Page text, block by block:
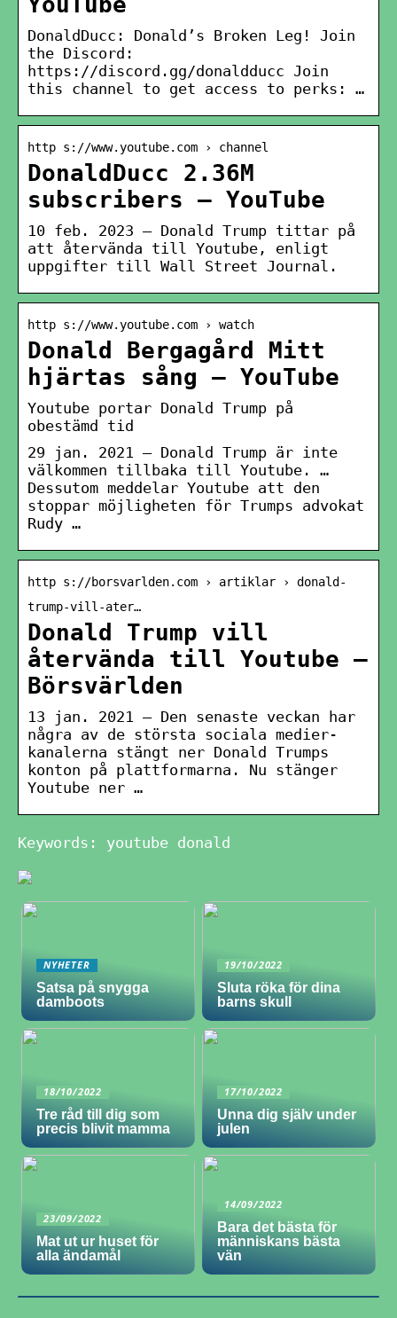
DonaldDucc: Donald’s Broken Leg! Join
the Discord:
https://discord.gg/donaldducc Join
this channel to get access to perks: …
http s://www.youtube.com › channel
DonaldDucc 2.36M
subscribers – YouTube
10 feb. 2023 — Donald Trump tittar på
att återvända till Youtube, enligt
uppgifter till Wall Street Journal.
http s://www.youtube.com › watch
Donald Bergagård Mitt
hjärtas sång – YouTube
Youtube portar Donald Trump på
obestämd tid
29 jan. 2021 — Donald Trump är inte
välkommen tillbaka till Youtube. …
Dessutom meddelar Youtube att den
stoppar möjligheten för Trumps advokat
Rudy …
http s://borsvarlden.com › artiklar › donald-
trump-vill-ater…
Donald Trump vill
återvända till Youtube –
Börsvärlden
13 jan. 2021 — Den senaste veckan har
några av de största sociala medier-
kanalerna stängt ner Donald Trumps
konton på plattformarna. Nu stänger
Youtube ner …
Keywords: youtube donald
NYHETER
Satsa på snygga
damboots
19/10/2022
Sluta röka för dina
barns skull
18/10/2022
Tre råd till dig som
precis blivit mamma
17/10/2022
Unna dig själv under
julen
23/09/2022
Mat ut ur huset för
alla ändamål
14/09/2022
Bara det bästa för
människans bästa
vän